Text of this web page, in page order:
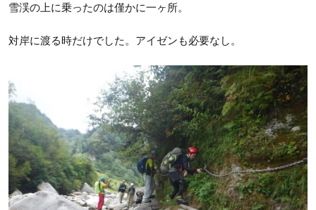
雪渓の上に乗ったのは僅かに一ヶ所。
対岸に渡る時だけでした。アイゼンも必要なし。